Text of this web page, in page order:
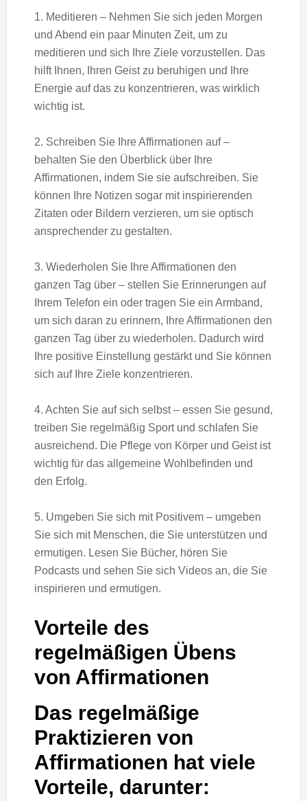
1. Meditieren – Nehmen Sie sich jeden Morgen
und Abend ein paar Minuten Zeit, um zu
meditieren und sich Ihre Ziele vorzustellen. Das
hilft Ihnen, Ihren Geist zu beruhigen und Ihre
Energie auf das zu konzentrieren, was wirklich
wichtig ist.
2. Schreiben Sie Ihre Affirmationen auf –
behalten Sie den Überblick über Ihre
Affirmationen, indem Sie sie aufschreiben. Sie
können Ihre Notizen sogar mit inspirierenden
Zitaten oder Bildern verzieren, um sie optisch
ansprechender zu gestalten.
3. Wiederholen Sie Ihre Affirmationen den
ganzen Tag über – stellen Sie Erinnerungen auf
Ihrem Telefon ein oder tragen Sie ein Armband,
um sich daran zu erinnern, Ihre Affirmationen den
ganzen Tag über zu wiederholen. Dadurch wird
Ihre positive Einstellung gestärkt und Sie können
sich auf Ihre Ziele konzentrieren.
4. Achten Sie auf sich selbst – essen Sie gesund,
treiben Sie regelmäßig Sport und schlafen Sie
ausreichend. Die Pflege von Körper und Geist ist
wichtig für das allgemeine Wohlbefinden und
den Erfolg.
5. Umgeben Sie sich mit Positivem – umgeben
Sie sich mit Menschen, die Sie unterstützen und
ermutigen. Lesen Sie Bücher, hören Sie
Podcasts und sehen Sie sich Videos an, die Sie
inspirieren und ermutigen.
Vorteile des
regelmäßigen Übens
von Affirmationen
Das regelmäßige
Praktizieren von
Affirmationen hat viele
Vorteile, darunter: